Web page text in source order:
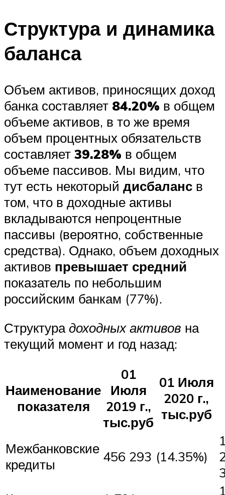
Структура и динамика
баланса
Объем активов, приносящих доход
банка составляет 84.20% в общем
объеме активов, в то же время
объем процентных обязательств
составляет 39.28% в общем
объеме пассивов. Мы видим, что
тут есть некоторый дисбаланс в
том, что в доходные активы
вкладываются непроцентные
пассивы (вероятно, собственные
средства). Однако, объем доходных
активов превышает средний
показатель по небольшим
российским банкам (77%).
Структурадоходных активов на
текущий момент и год назад:
Наименование
показателя
01
Июля
2019 г.,
тыс.руб
01 Июля
2020 г.,
тыс.руб
Межбанковские
кредиты
456 293 (14.35%)